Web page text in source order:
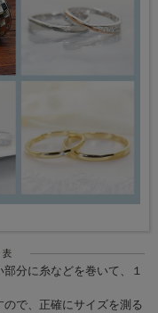
分に糸などを巻いて、１
で、正確にサイズを測る